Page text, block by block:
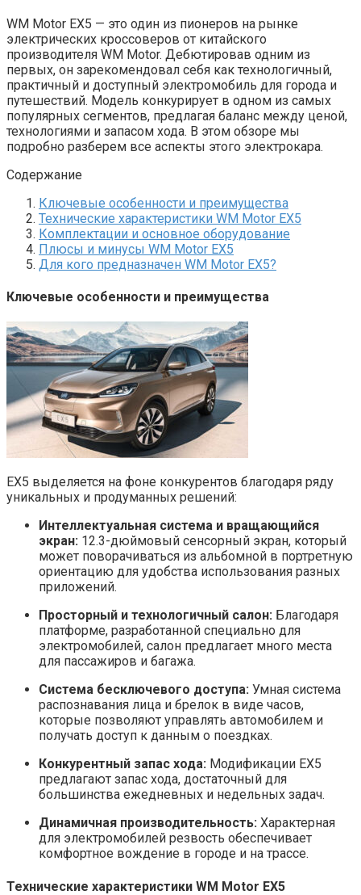
WM Motor EX5 — это один из пионеров на рынке
электрических кроссоверов от китайского
производителя WM Motor. Дебютировав одним из
первых, он зарекомендовал себя как технологичный,
практичный и доступный электромобиль для города и
путешествий. Модель конкурирует в одном из самых
популярных сегментов, предлагая баланс между ценой,
технологиями и запасом хода. В этом обзоре мы
подробно разберем все аспекты этого электрокара.
Содержание
Ключевые особенности и преимущества
Технические характеристики WM Motor EX5
Комплектации и основное оборудование
Плюсы и минусы WM Motor EX5
Для кого предназначен WM Motor EX5?
Ключевые особенности и преимущества
EX5 выделяется на фоне конкурентов благодаря ряду
уникальных и продуманных решений:
Интеллектуальная система и вращающийся
экран: 12.3-дюймовый сенсорный экран, который
может поворачиваться из альбомной в портретную
ориентацию для удобства использования разных
приложений.
Просторный и технологичный салон: Благодаря
платформе, разработанной специально для
электромобилей, салон предлагает много места
для пассажиров и багажа.
Система бесключевого доступа: Умная система
распознавания лица и брелок в виде часов,
которые позволяют управлять автомобилем и
получать доступ к данным о поездках.
Конкурентный запас хода: Модификации EX5
предлагают запас хода, достаточный для
большинства ежедневных и недельных задач.
Динамичная производительность: Характерная
для электромобилей резвость обеспечивает
комфортное вождение в городе и на трассе.
Технические характеристики WM Motor EX5